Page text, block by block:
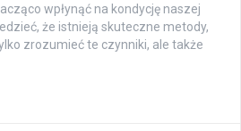
wpłynąć na kondycję naszej
że istnieją skuteczne metody,
zrozumieć te czynniki, ale także